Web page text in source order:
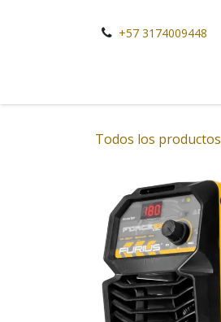
+57 3174009448
Todos los productos